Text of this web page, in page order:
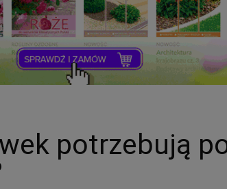
potrzebują